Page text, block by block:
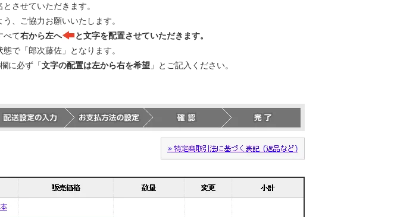
させていただきます。
、ご協力お願いいたします。
べて右から左へ
と文字を配置させていただきます。
で「郎次藤佐」となります。
に必ず「文字の配置は左から右を希望 」とご記入ください。